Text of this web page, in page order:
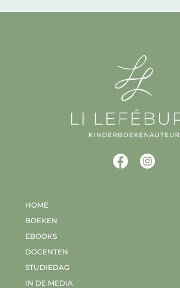
HOME
BOEKEN
EBOOKS
DOCENTEN
STUDIEDAG
IN DE MEDIA